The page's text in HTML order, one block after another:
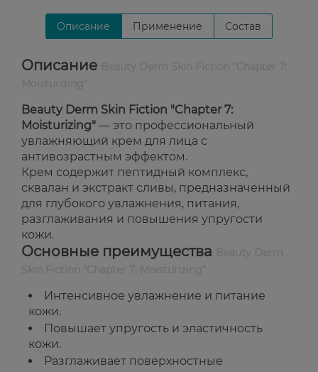
Описание Применение Состав
Описание
Beauty Derm Skin Fiction "Chapter 7:
Moisturizing" — это профессиональный
увлажняющий крем для лица с
антивозрастным эффектом.
Крем содержит пептидный комплекс,
сквалан и экстракт сливы, предназначенный
для глубокого увлажнения, питания,
разглаживания и повышения упругости
кожи.
Основные преимущества
Интенсивное увлажнение и питание
кожи.
Повышает упругость и эластичность
кожи.
Разглаживает поверхностные